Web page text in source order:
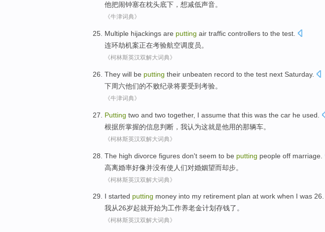
他把闹钟塞在枕头底下 ， 想减低声音。
《牛津词典》
Multiple hijackings are putting air traffic controllers to the test
连环劫机案正在考验航空调度员。
《柯林斯英汉双解大词典》
They will be putting their unbeaten record to the test next Saturday.
下周六他们的不败纪录将要受到考验。
《牛津词典》
Putting two and two together, I assume that this was the car he used
根据所掌握的信息判断， 我认为这就是他用的那辆车。
《柯林斯英汉双解大词典》
The high divorce figures don't seem to be putting people off marriage
高离婚率好像并没有使 人们对婚姻望而却步。
《柯林斯英汉双解大词典》
I started putting money into my retirement plan at work when I was 26.
我从26岁起就开始为工作养老金计划存钱了。
《柯林斯英汉双解大词典》